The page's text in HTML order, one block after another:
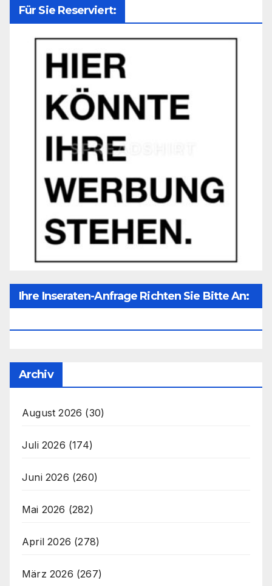
Für Sie Reserviert:
Ihre Inseraten-Anfrage Richten Sie Bitte An:
Archiv
August 2026 (30)
Juli 2026 (174)
Juni 2026 (260)
Mai 2026 (282)
April 2026 (278)
März 2026 (267)